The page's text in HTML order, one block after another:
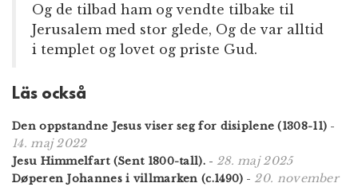
Og de tilbad ham og vendte tilbake til
Jerusalem med stor glede, Og de var alltid
i templet og lovet og priste Gud.
Läs också
Den oppstandne Jesus viser seg for disiplene (1308-11) -
14. maj 2022
Jesu Himmelfart (Sent 1800-tall).- 28. maj 2025
Døperen Johannes i villmarken (c.1490) - 20. november